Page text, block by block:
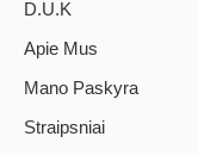
D.U.K
Apie Mus
Mano Paskyra
Straipsniai